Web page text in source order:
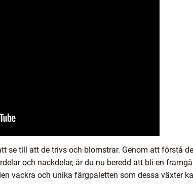
till att de trivs och blomstrar. Genom att förstå
och nackdelar, är du nu beredd att bli en
vackra och unika färgpaletten som dessa växter